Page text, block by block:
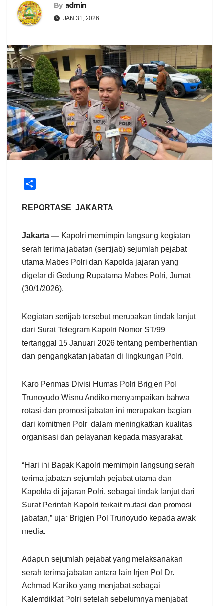
By admin
JAN 31, 2026
a
REPORTASE JAKARTA
Jakarta — Kapolri memimpin langsung kegiatan
serah terima jabatan (sertijab) sejumlah pejabat
utama Mabes Polri dan Kapolda jajaran yang
digelar di Gedung Rupatama Mabes Polri, Jumat
(30/1/2026).
Kegiatan sertijab tersebut merupakan tindak lanjut
dari Surat Telegram Kapolri Nomor ST/99
tertanggal 15 Januari 2026 tentang pemberhentian
dan pengangkatan jabatan di lingkungan Polri.
Karo Penmas Divisi Humas Polri Brigjen Pol
Trunoyudo Wisnu Andiko menyampaikan bahwa
rotasi dan promosi jabatan ini merupakan bagian
dari komitmen Polri dalam meningkatkan kualitas
organisasi dan pelayanan kepada masyarakat.
“Hari ini Bapak Kapolri memimpin langsung serah
terima jabatan sejumlah pejabat utama dan
Kapolda di jajaran Polri, sebagai tindak lanjut dari
Surat Perintah Kapolri terkait mutasi dan promosi
jabatan,” ujar Brigjen Pol Trunoyudo kepada awak
media.
Adapun sejumlah pejabat yang melaksanakan
serah terima jabatan antara lain Irjen Pol Dr.
Achmad Kartiko yang menjabat sebagai
Kalemdiklat Polri setelah sebelumnya menjabat